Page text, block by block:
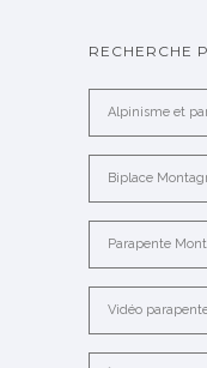
RECHERCHE
Alpinisme et
Biplace
Parapente
Vidéo